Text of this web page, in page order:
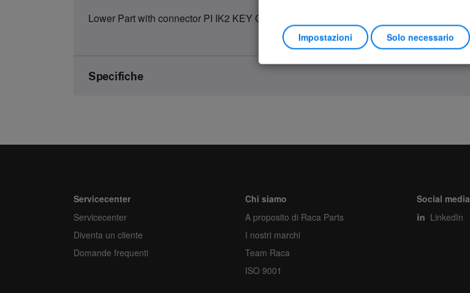
Lower Part with connector PI IK2 KEY CAB
Specifiche
Numero dell'articolo
2305396
Unità
Quantità minima d'ordine
1
Ordina più
1
Impostazioni Solo necessario
Servicecenter
Servicecenter
Diventa un cliente
Domande frequenti
Chi siamo
A proposito di Raca Parts
I nostri marchi
Team Raca
ISO 9001
Social media
LinkedIn